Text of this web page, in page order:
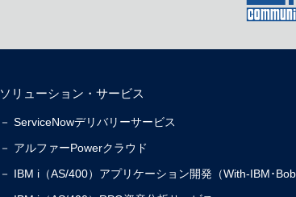
ソリューション・サービス
－ ServiceNowデリバリーサービス
－ アルファーPowerクラウド
－ IBM i（AS/400）アプリケーション開発（With-IBM･